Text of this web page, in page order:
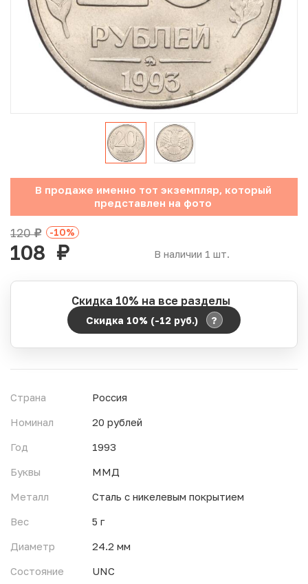
Юбилейные монеты Банка России (с 1999 года)
Памятные и инвестиционные монеты СССР и России
Иностранные монеты
Неофициальные выпуски монет (Unusual)
Античные и средневековые монеты
Наборы монет
Инвестиционные монеты
В продаже именно тот экземпляр, который
представлен на фото
В наличии 1 шт.
120руб. -10%
108 руб.
Скидка 10% на все разделы
Скидка 10% (-12 руб.) ?
Период действия акции:
10
Страна
Россия
Номинал
20 рублей
Год
1993
Буквы
ММД
Металл
Сталь с никелевым покрытием
Вес
5 г
Диаметр
24.2 мм
Состояние
UNC